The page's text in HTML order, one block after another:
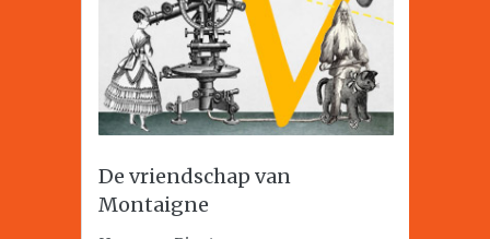
De vriendschap van
Montaigne